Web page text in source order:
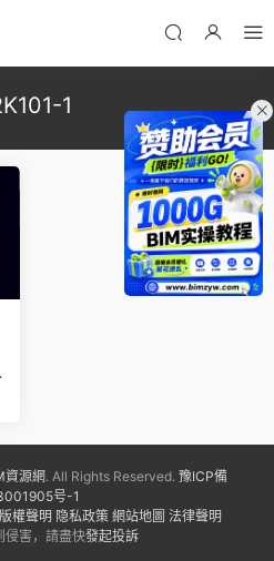
1
資源網. All Rights Reserved. 豫ICP備
号-1
版權聲明 隐私政策 網站地圖 法律聲明
侵害，請盡快發起投訴